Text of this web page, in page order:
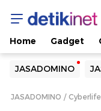
Home Gadget
JASADOMINO
Yang sedang
Loading...
JASADOMINO Cyberlife